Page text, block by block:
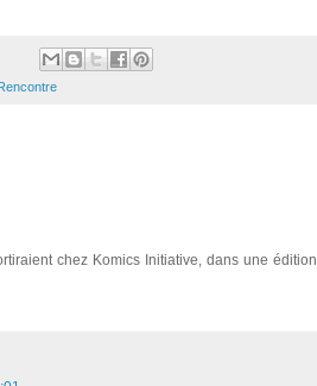
chez Komics Initiative, dans une édition